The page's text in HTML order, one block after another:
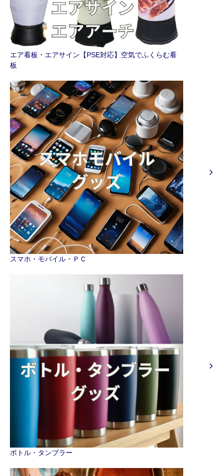
エア看板・エアサイン【PSE対応】空気でふくらむ看
板
スマホ・モバイル・ＰＣ
ボトル・タンブラー